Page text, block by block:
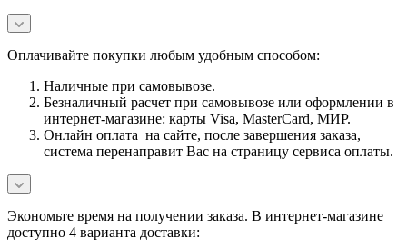
Оплачивайте покупки любым удобным способом:
Наличные при самовывозе.
Безналичный расчет при самовывозе или оформлении в
интернет-магазине: карты Visa, MasterCard, МИР.
Онлайн оплата на сайте, после завершения заказа,
система перенаправит Вас на страницу сервиса оплаты.
Экономьте время на получении заказа. В интернет-магазине
доступно 4 варианта доставки: